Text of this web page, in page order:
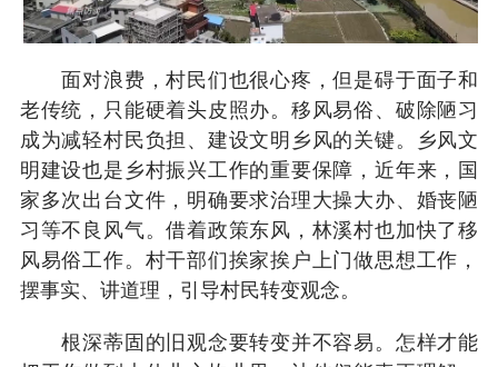
面对浪费，村民们也很心疼，但是碍于面子和
老传统，只能硬着头皮照办。移风易俗、破除陋习
成为减轻村民负担、建设文明乡风的关键。乡风文
明建设也是乡村振兴工作的重要保障，近年来，国
家多次出台文件，明确要求治理大操大办、婚丧陋
习等不良风气。借着政策东风，林溪村也加快了移
风易俗工作。村干部们挨家挨户上门做思想工作，
摆事实、讲道理，引导村民转变观念。
根深蒂固的旧观念要转变并不容易。怎样才能